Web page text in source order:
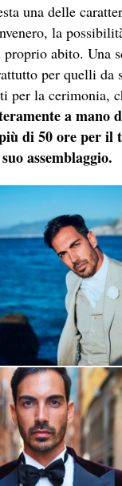
una delle
la
abito. Una
per quelli da
per la cerimonia,
a mano
di 50 ore per il
assemblaggio.